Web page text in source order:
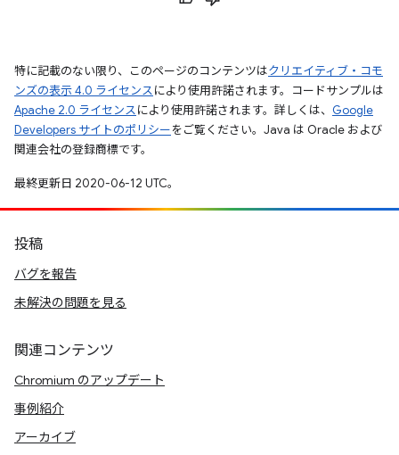
特に記載のない限り、このページのコンテンツはクリエイティブ・コモ
ンズの表示 4.0 ライセンスにより使用許諾されます。コードサンプルは
Apache 2.0 ライセンスにより使用許諾されます。詳しくは、 Google
Developers サイトのポリシーをご覧ください。Java は Oracle および
関連会社の登録商標です。
最終更新日 2020-06-12 UTC。
投稿
バグを報告
未解決の問題を見る
関連コンテンツ
Chromium のアップデート
事例紹介
アーカイブ